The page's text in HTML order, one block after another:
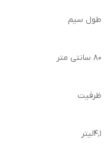
طول سیم
۸۰ سانتی متر
ظرفیت
4,1لیتر